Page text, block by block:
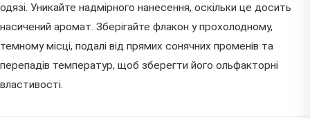
одязі. Уникайте надмірного нанесення, оскільки це досить
насичений аромат. Зберігайте флакон у прохолодному,
темному місці, подалі від прямих сонячних променів та
перепадів температур, щоб зберегти його ольфакторні
властивості.